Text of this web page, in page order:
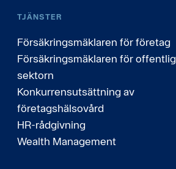
TJÄNSTER
Försäkringsmäklaren för företag
Försäkringsmäklaren för offentlig
sektorn
Konkurrensutsättning av
företagshälsovård
HR-rådgivning
Wealth Management